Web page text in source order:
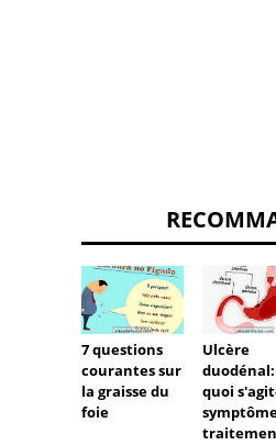
7 questions
courantes sur
la graisse du
foie
Ulcère
quoi